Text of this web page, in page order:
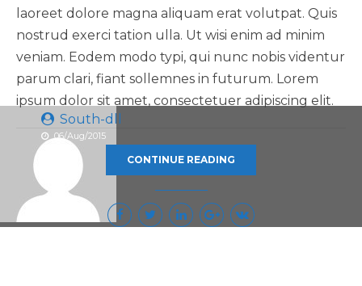
South-dll
06/Aug/2015
laoreet dolore magna aliquam erat volutpat. Quis
nostrud exerci tation ulla. Ut wisi enim ad minim
veniam. Eodem modo typi, qui nunc nobis videntur
parum clari, fiant sollemnes in futurum. Lorem
ipsum dolor sit amet, consectetuer adipiscing elit.
CONTINUE READING